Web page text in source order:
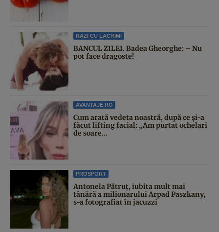
RAZI CU LACRIMI
BANCUL ZILEI. Badea Gheorghe: – Nu
pot face dragoste!
AVANTAJE.RO
Cum arată vedeta noastră, după ce și-a
făcut lifting facial: „Am purtat ochelari
de soare...
PROSPORT
Antonela Pătruț, iubita mult mai
tânără a milionarului Arpad Paszkany,
s-a fotografiat în jacuzzi